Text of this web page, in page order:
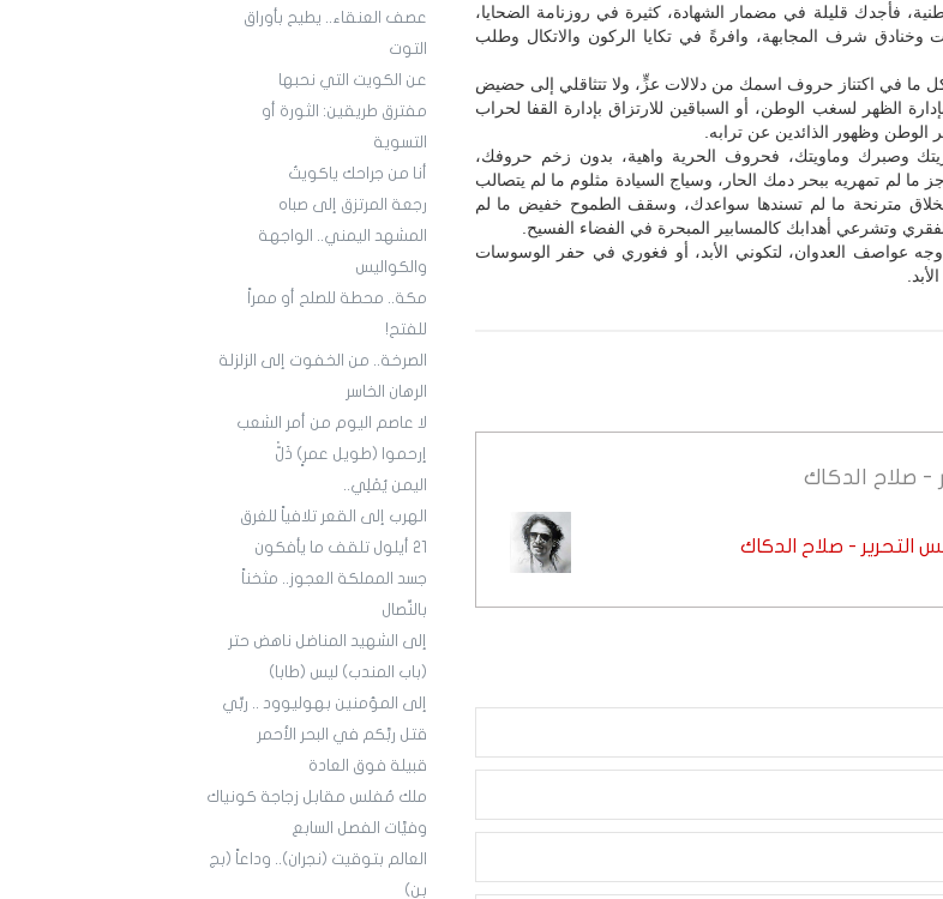
عصف العنقاء.. يطيح بأوراق
التوت
عن الكويت التي نحبها
مفترق طريقين: الثورة أو
التسوية
أنا من جراحك ياكويتُ
رجعة المرتزق إلى صباه
المشهد اليمني.. الواجهة
والكواليس
مكة.. محطة للصلح أو ممراً
للفتح!
الصرخة.. من الخفوت إلى الزلزلة
الرهان الخاسر
لا عاصم اليوم من أمر الشعب
إرحموا (طويل عمرٍ) ذَلّْ
اليمن يُمْلِي..
الهرب إلى القعر تلافياً للغرق
21 أيلول تلقف ما يأفكون
جسد المملكة العجوز.. مثخناً
بالنِّصال
إلى الشهيد المناضل ناهض حتر
(باب المندب) ليس (طابا)
إلى المؤمنين بهوليوود .. ربِّي
قتل ربَّكم في البحر الأحمر
قبيلة فوق العادة
ملك مُفلس مقابل زجاجة كونياك
وفيَّات الفصل السابع
العالم بتوقيت (نجران).. وداعاً (بج
بن)
فأجدك قليلة في مضمار الشهادة، كثيرة في روزنامة الضحايا،
وخنادق شرف المجابهة، وافرةً في تكايا الركون والاتكال وطلب
ما في اكتناز حروف اسمك من دلالات عزٍّ، ولا تتثاقلي إلى حضيض
الظهر لسغب الوطن، أو السباقين للارتزاق بإدارة القفا لحراب
الوطن وظهور الذائدين عن ترابه.
وصبرك وماويتك، فحروف الحرية واهية، بدون زخم حروفك،
ما لم تمهريه ببحر دمك الحار، وسياج السيادة مثلوم ما لم يتصالب
مترنحة ما لم تسندها سواعدك، وسقف الطموح خفيض ما لم
وتشرعي أهدابك كالمسابير المبحرة في الفضاء الفسيح.
عواصف العدوان، لتكوني الأبد، أو فغوري في حفر الوسوسات
- صلاح الدكاك
التحرير - صلاح الدكاك